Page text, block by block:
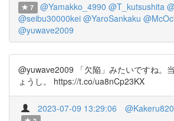
7 @Yamakko_4990 @T_kutsushita
@seibu30000kei @YaroSankaku
@yuwave2009
@yuwave2009 「欠陥」みたいですね。
ょうし。 https://t.co/ua8nCp23KX
2023-07-09 13:29:06